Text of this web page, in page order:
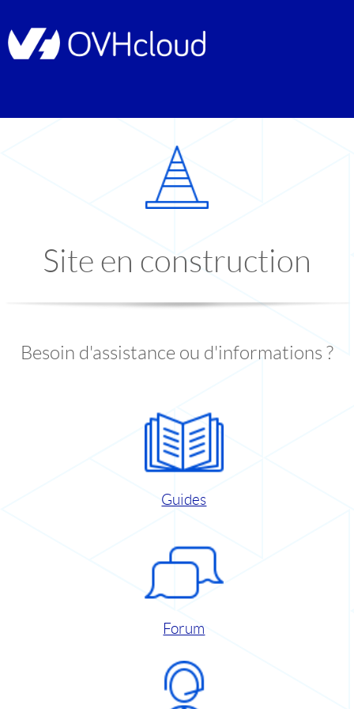
Site en construction
Besoin d'assistance ou d'informations ?
Guides
Forum